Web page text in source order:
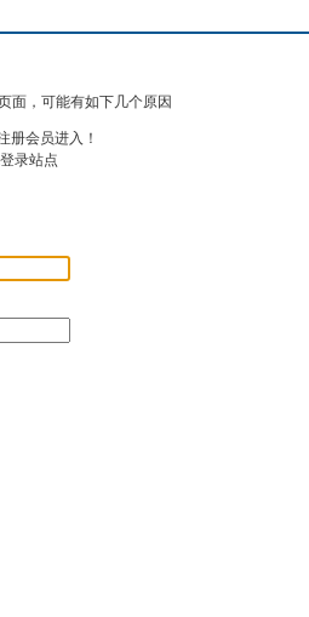
面，可能有如下几个原因
册会员进入！
录站点